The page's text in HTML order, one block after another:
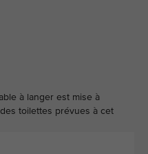
à langer est mise à
toilettes prévues à cet